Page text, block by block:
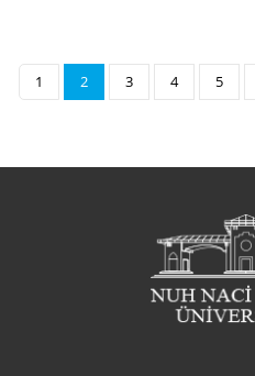
1 2 3 4 5